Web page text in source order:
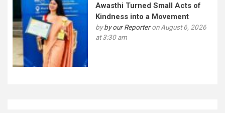
Awasthi Turned Small Acts of
Kindness into a Movement
byby our Reporteron August 6, 2026
at 3:30 am